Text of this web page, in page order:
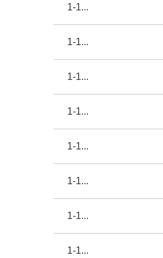
1-1...
1-1...
1-1...
1-1...
1-1...
1-1...
1-1...
1-1...